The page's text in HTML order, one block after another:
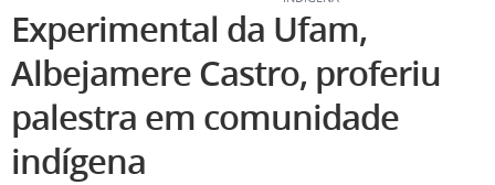
Experimental da Ufam,
Albejamere Castro, proferiu
palestra em comunidade
indígena